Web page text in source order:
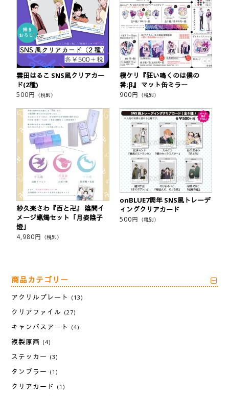
雲田はるこ SNS風クリアカー
ド(2種)
500円 （税別）
楔ケリ『狂い鳴くのは僕の
番;β』 マット缶ミラー
900円 （税別）
紗久楽さわ『百と卍』 陰間イ
メージ蝋燭セット「月姿陰子
燈」
4,980円 （税別）
onBLUE7周年 SNS風トレーデ
ィングクリアカード
500円 （税別）
商品カテゴリー
アクリルプレート (13)
クリアファイル (27)
キャンバスアート (4)
複製原画 (4)
ステッカー (3)
タンブラー (1)
クリアカード (1)